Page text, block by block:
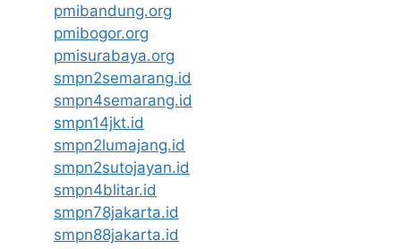
pmibandung.org
pmibogor.org
pmisurabaya.org
smpn2semarang.id
smpn4semarang.id
smpn14jkt.id
smpn2lumajang.id
smpn2sutojayan.id
smpn4blitar.id
smpn78jakarta.id
smpn88jakarta.id